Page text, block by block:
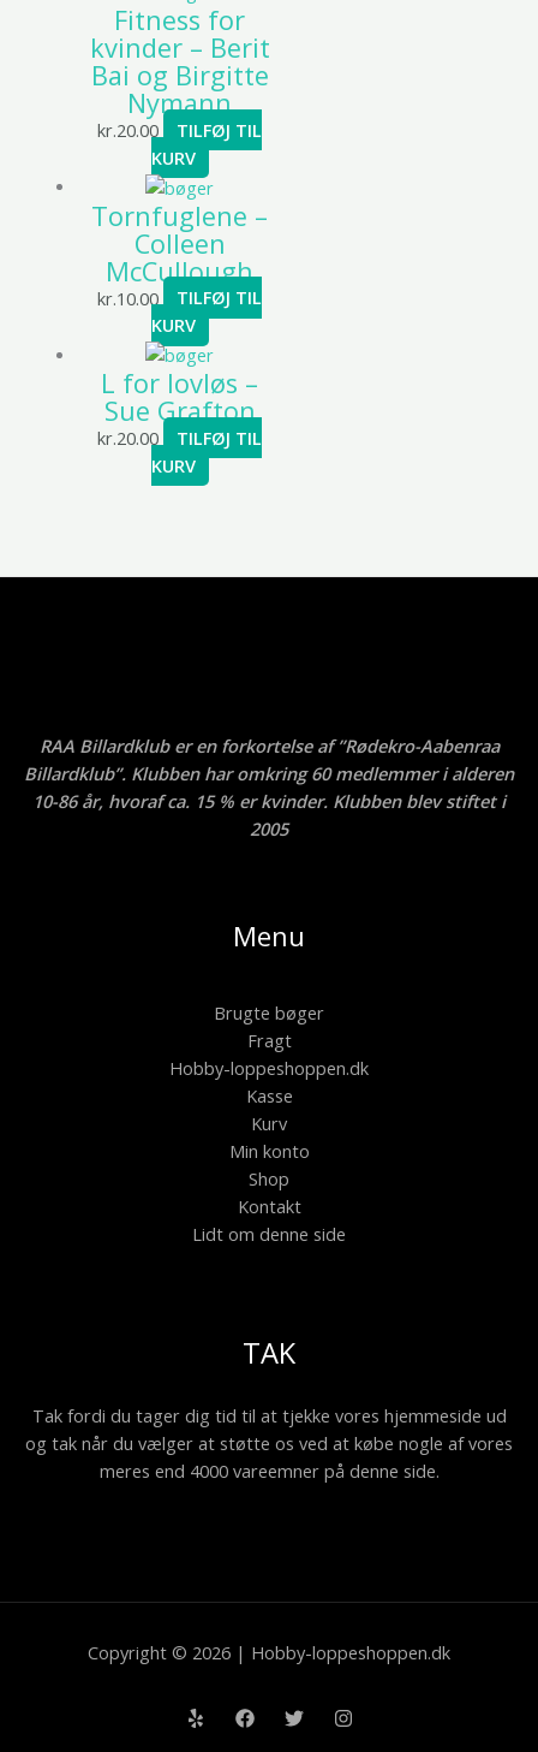
Fitness for
kvinder – Berit
Bai og Birgitte
Nymann
kr.20.00
TILFØJ TIL
KURV
Tornfuglene –
Colleen
McCullough
kr.10.00
TILFØJ TIL
KURV
L for lovløs –
Sue Grafton
kr.20.00
TILFØJ TIL
KURV
RAA Billardklub er en forkortelse af ”Rødekro-Aabenraa
Billardklub”. Klubben har omkring 60 medlemmer i alderen
10-86 år, hvoraf ca. 15 % er kvinder. Klubben blev stiftet i
2005
Menu
Brugte bøger
Fragt
Hobby-loppeshoppen.dk
Kasse
Kurv
Min konto
Shop
Kontakt
Lidt om denne side
TAK
Tak fordi du tager dig tid til at tjekke vores hjemmeside ud
og tak når du vælger at støtte os ved at købe nogle af vores
meres end 4000 vareemner på denne side.
Copyright © 2026 | Hobby-loppeshoppen.dk